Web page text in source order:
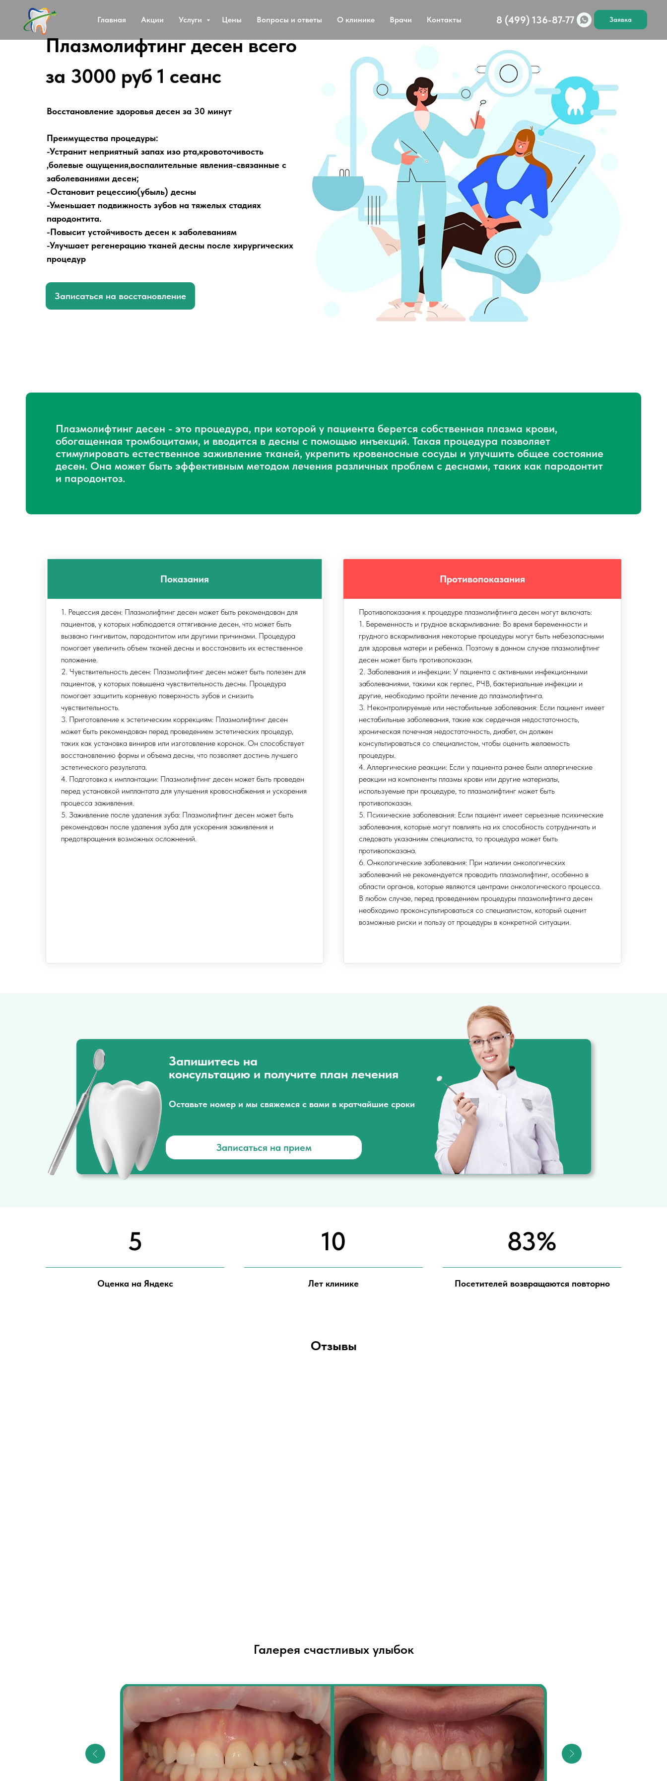
Главная Акции Услуги Цены Вопросы и ответы О клинике Врачи Контакты 8 (499) 136-87-77 Заявка
Плазмолифтинг десен всего
за 3000 руб 1 сеанс
Восстановление здоровья десен за 30 минут
Преимущества процедуры:
-Устранит неприятный запах изо рта,кровоточивость
,болевые ощущения,воспалительные явления-связанные с
заболеваниями десен;
-Остановит рецессию(убыль) десны
-Уменьшает подвижность зубов на тяжелых стадиях
пародонтита.
-Повысит устойчивость десен к заболеваниям
-Улучшает регенерацию тканей десны после хирургических
процедур
Записаться на восстановление
Плазмолифтинг десен - это процедура, при которой у пациента берется собственная плазма крови,
обогащенная тромбоцитами, и вводится в десны с помощью инъекций. Такая процедура позволяет
стимулировать естественное заживление тканей, укрепить кровеносные сосуды и улучшить общее состояние
десен. Она может быть эффективным методом лечения различных проблем с деснами, таких как пародонтит
и пародонтоз.
Показания
1. Рецессия десен: Плазмолифтинг десен может быть рекомендован для
пациентов, у которых наблюдается оттягивание десен, что может быть
вызвано гингивитом, пародонтитом или другими причинами. Процедура
помогает увеличить объем тканей десны и восстановить их естественное
положение.
2. Чувствительность десен: Плазмолифтинг десен может быть полезен для
пациентов, у которых повышена чувствительность десны. Процедура
помогает защитить корневую поверхность зубов и снизить
чувствительность.
3. Приготовление к эстетическим коррекциям: Плазмолифтинг десен
может быть рекомендован перед проведением эстетических процедур,
таких как установка виниров или изготовление коронок. Он способствует
восстановлению формы и объема десны, что позволяет достичь лучшего
эстетического результата.
4. Подготовка к имплантации: Плазмолифтинг десен может быть проведен
перед установкой имплантата для улучшения кровоснабжения и ускорения
процесса заживления.
5. Заживление после удаления зуба: Плазмолифтинг десен может быть
рекомендован после удаления зуба для ускорения заживления и
предотвращения возможных осложнений.
Противопоказания
Противопоказания к процедуре плазмолифтинга десен могут включать:
1. Беременность и грудное вскармливание: Во время беременности и
грудного вскармливания некоторые процедуры могут быть небезопасными
для здоровья матери и ребенка. Поэтому в данном случае плазмолифтинг
десен может быть противопоказан.
2. Заболевания и инфекции: У пациента с активными инфекционными
заболеваниями, такими как герпес, РЧВ, бактериальные инфекции и
другие, необходимо пройти лечение до плазмолифтинга.
3. Неконтролируемые или нестабильные заболевания: Если пациент имеет
нестабильные заболевания, такие как сердечная недостаточность,
хроническая почечная недостаточность, диабет, он должен
консультироваться со специалистом, чтобы оценить желаемость
процедуры.
4. Аллергические реакции: Если у пациента ранее были аллергические
реакции на компоненты плазмы крови или другие материалы,
используемые при процедуре, то плазмолифтинг может быть
противопоказан.
5. Психические заболевания: Если пациент имеет серьезные психические
заболевания, которые могут повлиять на их способность сотрудничать и
следовать указаниям специалиста, то процедура может быть
противопоказана.
6. Онкологические заболевания: При наличии онкологических
заболеваний не рекомендуется проводить плазмолифтинг, особенно в
области органов, которые являются центрами онкологического процесса.
В любом случае, перед проведением процедуры плазмолифтинга десен
необходимо проконсультироваться со специалистом, который оценит
возможные риски и пользу от процедуры в конкретной ситуации.
Запишитесь на
консультацию и получите план лечения
Оставьте номер и мы свяжемся с вами в кратчайшие сроки
Записаться на прием
5
Оценка на Яндекс
10
Лет клинике
83%
Посетителей возвращаются повторно
Отзывы
Галерея счастливых улыбок